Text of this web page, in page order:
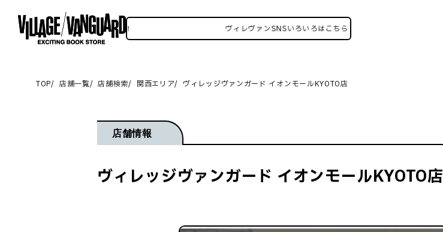
ヴァンSNSいろいろはこちら！ ヴィレヴァンSNSいろいろはこちら！
TOP 店舗一覧 店舗検索 関西エリア ヴィレッジヴァンガード イオンモールKYOTO店
店舗情報
ヴィレッジヴァンガード イオンモールKYOTO店